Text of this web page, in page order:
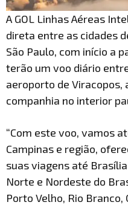
A GOL Linhas Aéreas
direta entre as cidades
São Paulo, com início a
terão um voo diário
aeroporto de Viracopos,
companhia no interior
“Com este voo, vamos
Campinas e região,
suas viagens até
Norte e Nordeste do
Porto Velho, Rio Branco,